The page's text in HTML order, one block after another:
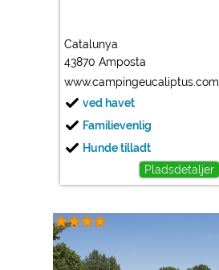
Catalunya
43870 Amposta
www.campingeucaliptus.com
ved havet
Familievenlig
Hunde tilladt
Pladsdetaljer